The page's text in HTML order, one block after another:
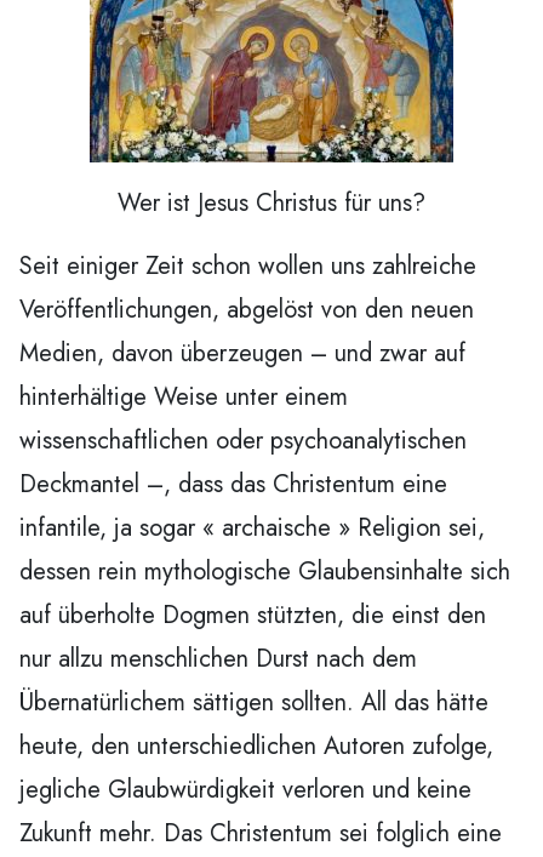
Wer ist Jesus Christus für uns?
Seit einiger Zeit schon wollen uns zahlreiche
Veröffentlichungen, abgelöst von den neuen
Medien, davon überzeugen – und zwar auf
hinterhältige Weise unter einem
wissenschaftlichen oder psychoanalytischen
Deckmantel –, dass das Christentum eine
infantile, ja sogar « archaische » Religion sei,
dessen rein mythologische Glaubensinhalte sich
auf überholte Dogmen stützten, die einst den
nur allzu menschlichen Durst nach dem
Übernatürlichem sättigen sollten. All das hätte
heute, den unterschiedlichen Autoren zufolge,
jegliche Glaubwürdigkeit verloren und keine
Zukunft mehr. Das Christentum sei folglich eine